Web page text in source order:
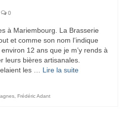
0
à Mariembourg. La Brasserie
et comme son nom l’indique
12 ans que je m’y rends à
leurs bières artisanales.
les … Lire la suite­­
Frédéric Adant